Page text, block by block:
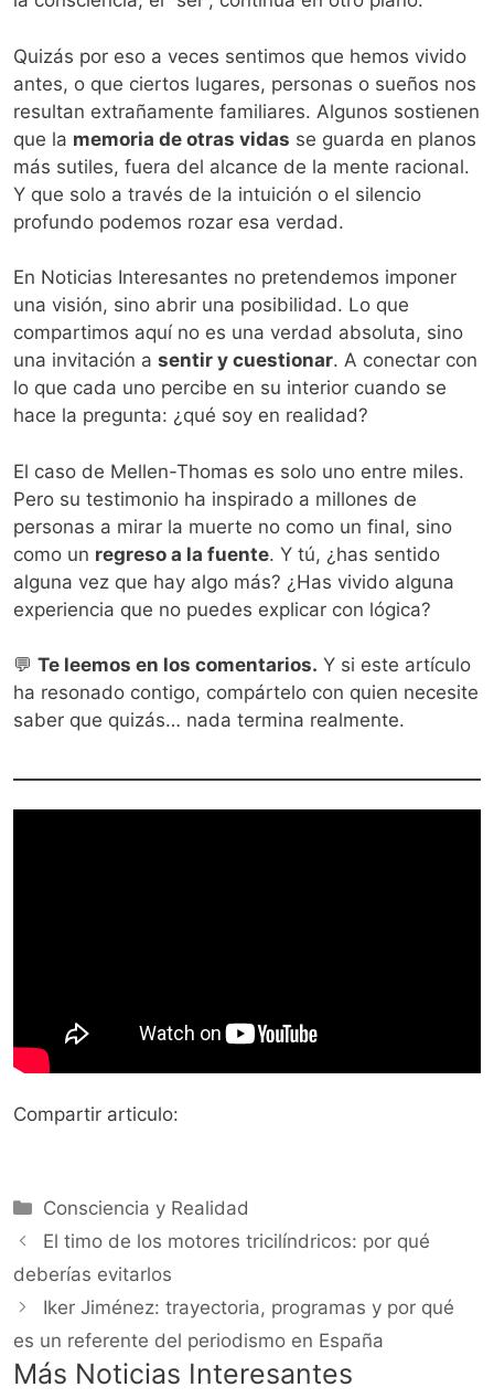
Quizás por eso a veces sentimos que hemos vivido
antes, o que ciertos lugares, personas o sueños nos
resultan extrañamente familiares. Algunos sostienen
que la memoria de otras vidas se guarda en planos
más sutiles, fuera del alcance de la mente racional.
Y que solo a través de la intuición o el silencio
profundo podemos rozar esa verdad.
En Noticias Interesantes no pretendemos imponer
una visión, sino abrir una posibilidad. Lo que
compartimos aquí no es una verdad absoluta, sino
una invitación a sentir y cuestionar. A conectar con
lo que cada uno percibe en su interior cuando se
hace la pregunta: ¿qué soy en realidad?
El caso de Mellen-Thomas es solo uno entre miles.
Pero su testimonio ha inspirado a millones de
personas a mirar la muerte no como un final, sino
como un regreso a la fuente. Y tú, ¿has sentido
alguna vez que hay algo más? ¿Has vivido alguna
experiencia que no puedes explicar con lógica?
💬 Te leemos en los comentarios. Y si este artículo
ha resonado contigo, compártelo con quien necesite
saber que quizás… nada termina realmente.
Compartir articulo:
Categorías
Consciencia y Realidad
El timo de los motores tricilíndricos: por qué
deberías evitarlos
Iker Jiménez: trayectoria, programas y por qué
es un referente del periodismo en España
Más Noticias Interesantes